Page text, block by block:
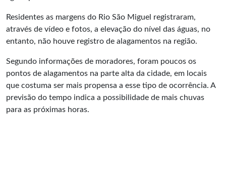
Residentes as margens do Rio São Miguel registraram,
através de vídeo e fotos, a elevação do nível das águas, no
entanto, não houve registro de alagamentos na região.
Segundo informações de moradores, foram poucos os
pontos de alagamentos na parte alta da cidade, em locais
que costuma ser mais propensa a esse tipo de ocorrência. A
previsão do tempo indica a possibilidade de mais chuvas
para as próximas horas.